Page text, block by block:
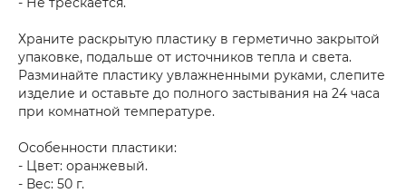
Храните раскрытую пластику в герметично закрытой
упаковке, подальше от источников тепла и света.
Разминайте пластику увлажненными руками, слепите
изделие и оставьте до полного застывания на 24 часа
при комнатной температуре.
Особенности пластики:
- Цвет: оранжевый.
- Вес: 50 г.